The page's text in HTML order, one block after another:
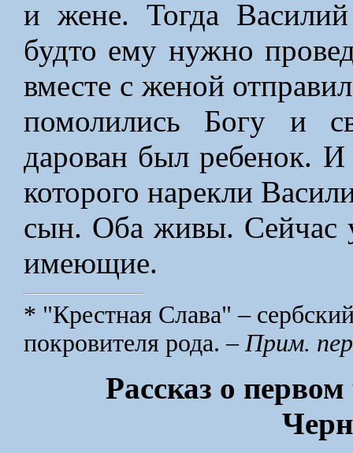
и жене. Тогда
будто ему нужно
вместе с женой
помолились Богу и
дарован был ребенок.
которого нарекли
сын. Оба живы. Сейчас
имеющие.
* "Крестная Слава" –
покровителя рода. – Прим.
Рассказ о